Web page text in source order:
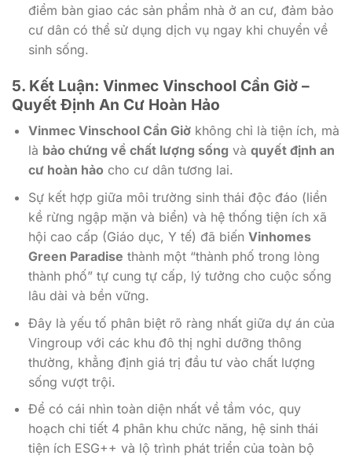
điểm bàn giao các sản phẩm nhà ở an cư, đảm bảo
cư dân có thể sử dụng dịch vụ ngay khi chuyển về
sinh sống.
5. Kết Luận: Vinmec Vinschool Cần Giờ –
Quyết Định An Cư Hoàn Hảo
Vinmec Vinschool Cần Giờkhông chỉ là tiện ích, mà
là bảo chứng về chất lượng sống và quyết định an
cư hoàn hảo cho cư dân tương lai.
Sự kết hợp giữa môi trường sinh thái độc đáo (liền
kề rừng ngập mặn và biển) và hệ thống tiện ích xã
hội cao cấp (Giáo dục, Y tế) đã biến Vinhomes
Green Paradise thành một “thành phố trong lòng
thành phố” tự cung tự cấp, lý tưởng cho cuộc sống
lâu dài và bền vững.
Đây là yếu tố phân biệt rõ ràng nhất giữa dự án của
Vingroup với các khu đô thị nghỉ dưỡng thông
thường, khẳng định giá trị đầu tư vào chất lượng
sống vượt trội.
Để có cái nhìn toàn diện nhất về tầm vóc, quy
hoạch chi tiết 4 phân khu chức năng, hệ sinh thái
tiện ích ESG++ và lộ trình phát triển của toàn bộ